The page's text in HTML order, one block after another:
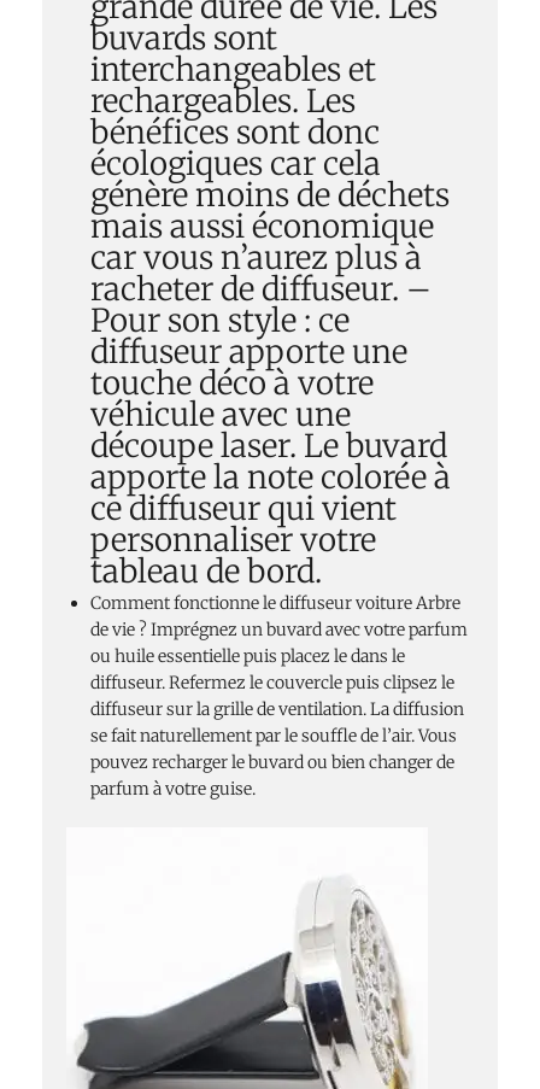
buvards sont
interchangeables et
rechargeables. Les
bénéfices sont donc
écologiques car cela
génère moins de déchets
mais aussi économique
car vous n’aurez plus à
racheter de diffuseur. –
Pour son style : ce
diffuseur apporte une
touche déco à votre
véhicule avec une
découpe laser. Le buvard
apporte la note colorée à
ce diffuseur qui vient
personnaliser votre
tableau de bord.
Comment fonctionne le diffuseur voiture Arbre
de vie ? Imprégnez un buvard avec votre parfum
ou huile essentielle puis placez le dans le
diffuseur. Refermez le couvercle puis clipsez le
diffuseur sur la grille de ventilation. La diffusion
se fait naturellement par le souffle de l’air. Vous
pouvez recharger le buvard ou bien changer de
parfum à votre guise.